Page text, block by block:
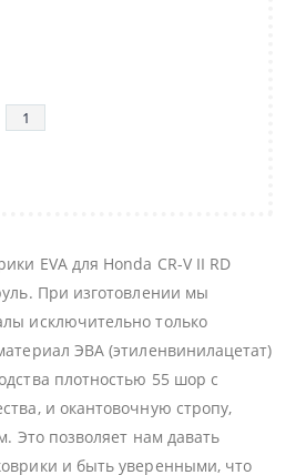
EVA для Honda CR-V II RD
При изготовлении мы
исключительно только
ЭВА (этиленвинилацетат)
плотностью 55 шор с
и окантовочную стропу,
Это позволяет нам давать
и быть уверенными, что